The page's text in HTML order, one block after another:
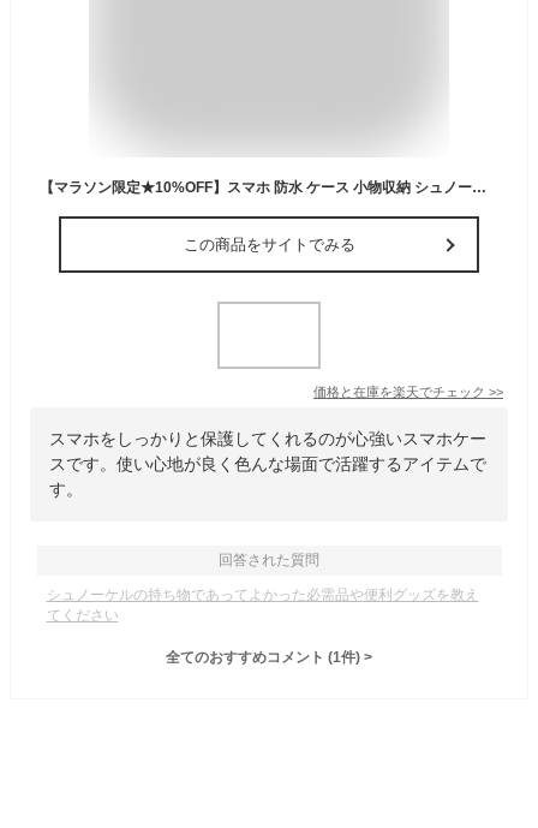
【マラソン限定★10%OFF】スマホ 防水 ケース 小物収納 シュノーケル ダブルポケット wポケット IPX8 完全防水 小銭入れ ストラップ付き 浮かぶ 浮く レジャー 浮く プール ショルダー 海の中 お風呂 アウトドア 首かけ 斜め掛け iPhone 通話対応
この商品をサイトでみる
価格と在庫を楽天でチェック >>
スマホをしっかりと保護してくれるのが心強いスマホケー
スです。使い心地が良く色んな場面で活躍するアイテムで
す。
回答された質問
シュノーケルの持ち物であってよかった必需品や便利グッズを教え
てください
全てのおすすめコメント (1件) >